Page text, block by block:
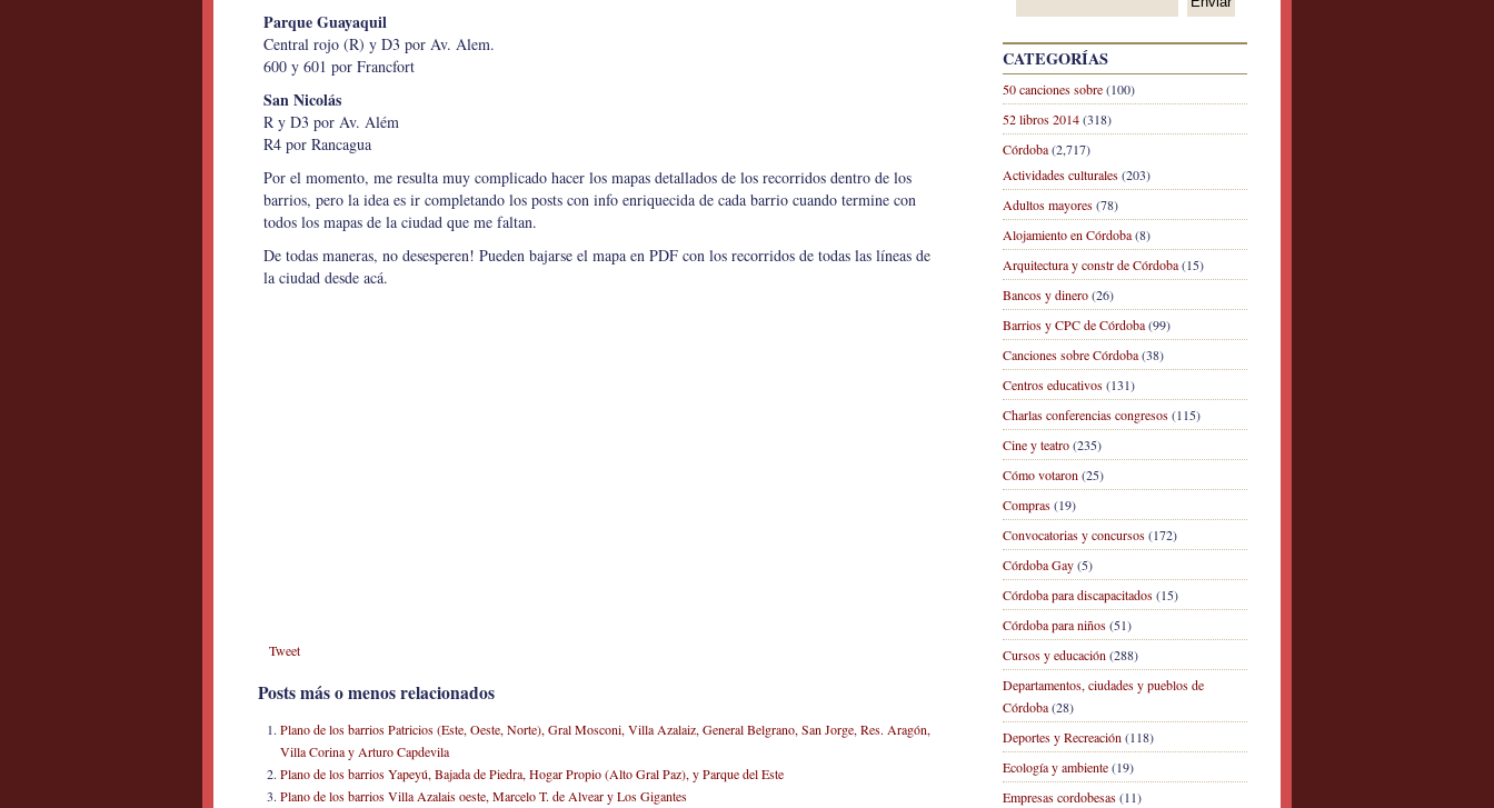
CATEGORÍAS
50 canciones sobre(100)
52 libros 2014(318)
Córdoba(2,717)
Actividades culturales(203)
Adultos mayores(78)
Alojamiento en Córdoba(8)
Arquitectura y constr de Córdoba(15)
Bancos y dinero(26)
Barrios y CPC de Córdoba(99)
Canciones sobre Córdoba(38)
Centros educativos(131)
Charlas conferencias congresos(115)
Cine y teatro(235)
Cómo votaron (25)
Compras(19)
Convocatorias y concursos(172)
Córdoba Gay(5)
Córdoba para discapacitados(15)
Córdoba para niños(51)
Cursos y educación (288)
Departamentos, ciudades y pueblos de
Córdoba(28)
Deportes y Recreación (118)
Ecología y ambiente(19)
Empresas cordobesas(11)
Parque Guayaquil
Central rojo (R) y D3 por Av. Alem.
600 y 601 por Francfort
San Nicolás
R y D3 por Av. Além
R4 por Rancagua
Por el momento, me resulta muy complicado hacer los mapas detallados de los recorridos dentro de los
barrios, pero la idea es ir completando los posts con info enriquecida de cada barrio cuando termine con
todos los mapas de la ciudad que me faltan.
De todas maneras, no desesperen! Pueden bajarse el mapa en PDF con los recorridos de todas las líneas de
la ciudad desde acá.
Tweet
Posts más o menos relacionados
Plano de los barrios Patricios (Este, Oeste, Norte), Gral Mosconi, Villa Azalaiz, General Belgrano, San Jorge, Res. Aragón,
Villa Corina y Arturo Capdevila
Plano de los barrios Yapeyú, Bajada de Piedra, Hogar Propio (Alto Gral Paz), y Parque del Este
Plano de los barrios Villa Azalais oeste, Marcelo T. de Alvear y Los Gigantes